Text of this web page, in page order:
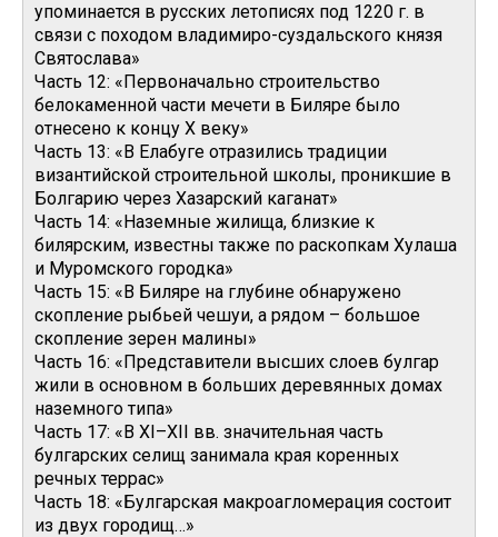
упоминается в русских летописях под 1220 г. в
связи с походом владимиро-суздальского князя
Святослава»
Часть 12: «Первоначально строительство
белокаменной части мечети в Биляре было
отнесено к концу X веку»
Часть 13: «В Елабуге отразились традиции
византийской строительной школы, проникшие в
Болгарию через Хазарский каганат»
Часть 14: «Наземные жилища, близкие к
билярским, известны также по раскопкам Хулаша
и Муромского городка»
Часть 15: «В Биляре на глубине обнаружено
скопление рыбьей чешуи, а рядом – большое
скопление зерен малины»
Часть 16: «Представители высших слоев булгар
жили в основном в больших деревянных домах
наземного типа»
Часть 17: «В XI–XII вв. значительная часть
булгарских селищ занимала края коренных
речных террас»
Часть 18: «Булгарская макроагломерация состоит
из двух городищ…»